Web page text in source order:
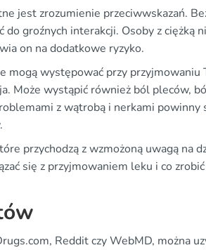
jest zrozumienie przeciwwskazań.
groźnych interakcji. Osoby z ciężką
on na dodatkowe ryzyko.
mogą występować przy przyjmowaniu
Może wystąpić również ból pleców,
z wątrobą i nerkami
przychodzą z wzmożoną uwagą na
się z przyjmowaniem leku i co
Reddit czy WebMD, można